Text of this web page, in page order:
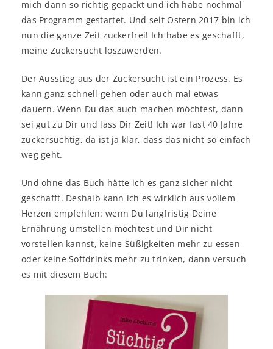
mich dann so richtig gepackt und ich habe nochmal
das Programm gestartet. Und seit Ostern 2017 bin ich
nun die ganze Zeit zuckerfrei! Ich habe es geschafft,
meine Zuckersucht loszuwerden.
Der Ausstieg aus der Zuckersucht ist ein Prozess. Es
kann ganz schnell gehen oder auch mal etwas
dauern. Wenn Du das auch machen möchtest, dann
sei gut zu Dir und lass Dir Zeit! Ich war fast 40 Jahre
zuckersüchtig, da ist ja klar, dass das nicht so einfach
weg geht.
Und ohne das Buch hätte ich es ganz sicher nicht
geschafft. Deshalb kann ich es wirklich aus vollem
Herzen empfehlen: wenn Du langfristig Deine
Ernährung umstellen möchtest und Dir nicht
vorstellen kannst, keine Süßigkeiten mehr zu essen
oder keine Softdrinks mehr zu trinken, dann versuch
es mit diesem Buch: